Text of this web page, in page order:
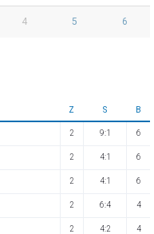
4 5 6
Z S B
2 9:1 6
2 4:1 6
2 4:1 6
2 6:4 4
2 4:2 4